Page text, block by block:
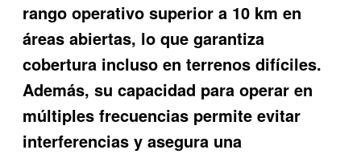
rango operativo superior a 10 km en
áreas abiertas, lo que garantiza
cobertura incluso en terrenos difíciles.
Además, su capacidad para operar en
múltiples frecuencias permite evitar
interferencias y asegura una